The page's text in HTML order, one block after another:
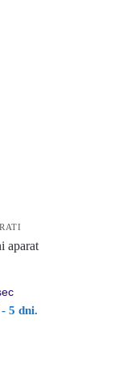
aparat
5 dni.